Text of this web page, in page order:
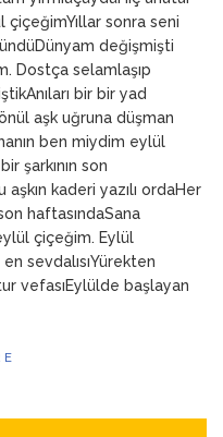
çiçeğimYıllar sonra seni
değişmişti
Dostça selamlaşıp
bir bir yad
aşk uğruna düşman
ben miydim eylül
şarkının son
aşkın kaderi yazılı ordaHer
haftasındaSana
çiçeğim. Eylül
sevdalısıYürekten
vefasıEylülde başlayan